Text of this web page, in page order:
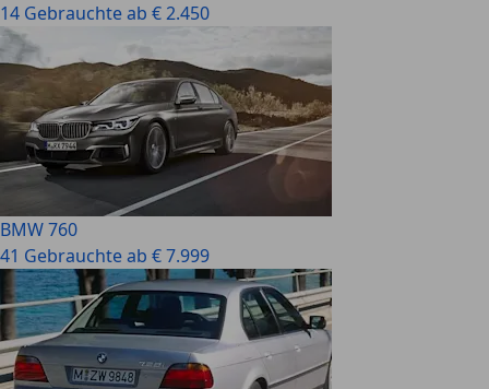
14 Gebrauchte ab € 2.450
BMW 760
41 Gebrauchte ab € 7.999